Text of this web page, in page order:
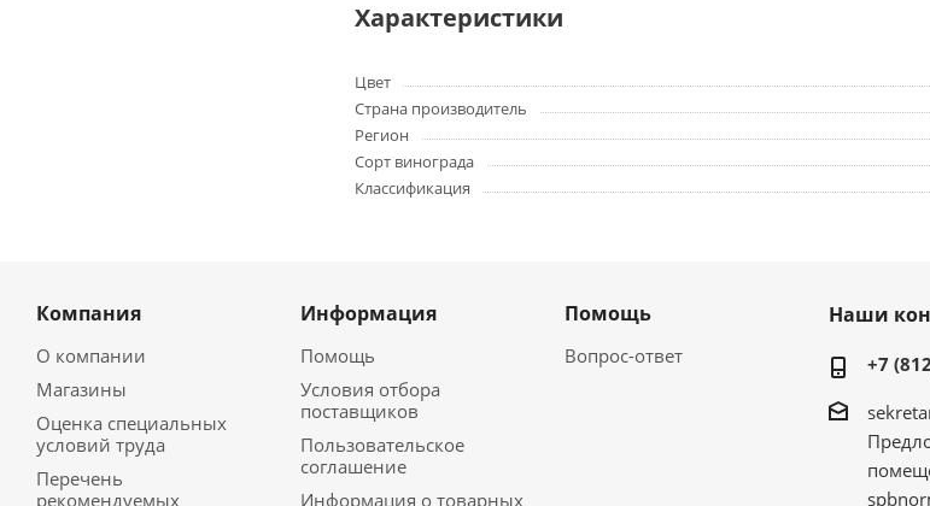
Характеристики
Цвет
Страна производитель
Регион
Сорт винограда
Классификация
Компания
О компании
Магазины
Оценка специальных
условий труда
Перечень
рекомендуемых
Информация
Помощь
Условия отбора
поставщиков
Пользовательское
соглашение
Информация о товарных
Помощь
Вопрос-ответ
Наши
+7